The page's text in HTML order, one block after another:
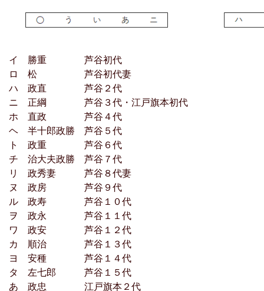
イ 勝重 芦谷初代
ロ 松 芦谷初代妻
ハ 政直 芦谷２代
ニ 正綱 芦谷３代・江戸旗本初代
ホ 直政 芦谷４代
ヘ 半十郎政勝 芦谷５代
ト 政重 芦谷６代
チ 治大夫政勝 芦谷７代
リ 政秀妻 芦谷８代妻
ヌ 政房 芦谷９代
ル 政寿 芦谷１０代
ヲ 政永 芦谷１１代
ワ 政安 芦谷１２代
カ 順治 芦谷１３代
ヨ 安種 芦谷１４代
タ 左七郎 芦谷１５代
あ 政忠 江戸旗本２代